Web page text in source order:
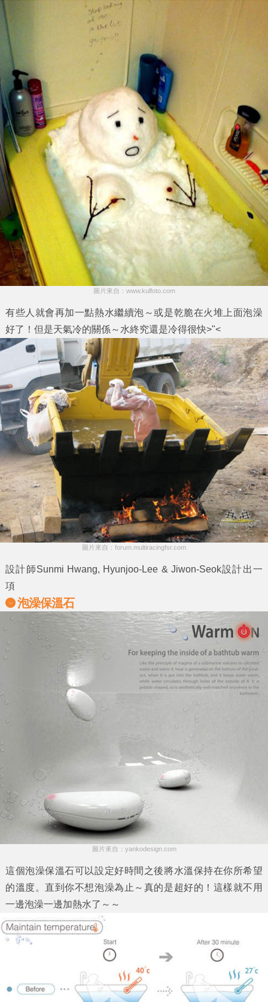
圖片來自：www.kulfoto.com
有些人就會再加一點熱水繼續泡～或是乾脆在火堆上面泡澡
好了！但是天氣冷的關係～水終究還是冷得很快>"<
圖片來自：forum.multiracingfsr.com
設計師Sunmi Hwang, Hyunjoo-Lee & Jiwon-Seok設計出一
項
泡澡保溫石
圖片來自：yankodesign.com
這個泡澡保溫石可以設定好時間之後將水溫保持在你所希望
的溫度。直到你不想泡澡為止～真的是超好的！這樣就不用
一邊泡澡一邊加熱水了～～